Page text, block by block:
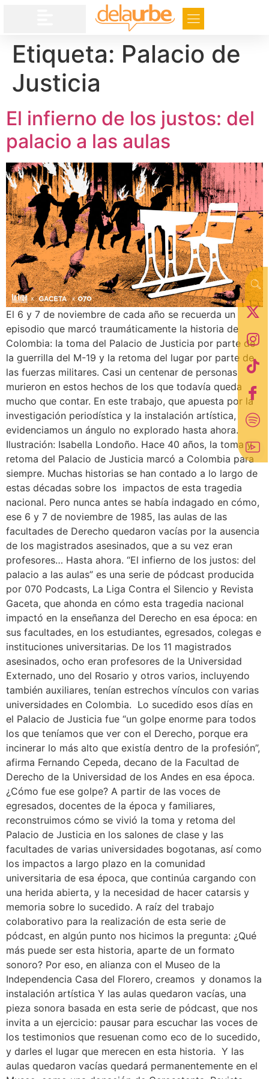
Etiqueta: Palacio de
Justicia
El infierno de los justos: del
palacio a las aulas
El 6 y 7 de noviembre de cada año se recuerda un
episodio que marcó traumáticamente la historia de
Colombia: la toma del Palacio de Justicia por parte de
la guerrilla del M-19 y la retoma del lugar por parte de
las fuerzas militares. Casi un centenar de personas
murieron en estos hechos de los que todavía queda
mucho que contar. En este trabajo, que apuesta por la
investigación periodística y la instalación artística,
evidenciamos un ángulo no explorado hasta ahora.
Ilustración: Isabella Londoño. Hace 40 años, la toma y
retoma del Palacio de Justicia marcó a Colombia para
siempre. Muchas historias se han contado a lo largo de
estas décadas sobre los impactos de esta tragedia
nacional. Pero nunca antes se había indagado en cómo,
ese 6 y 7 de noviembre de 1985, las aulas de las
facultades de Derecho quedaron vacías por la ausencia
de los magistrados asesinados, que a su vez eran
profesores… Hasta ahora. “El infierno de los justos: del
palacio a las aulas” es una serie de pódcast producida
por 070 Podcasts, La Liga Contra el Silencio y Revista
Gaceta, que ahonda en cómo esta tragedia nacional
impactó en la enseñanza del Derecho en esa época: en
sus facultades, en los estudiantes, egresados, colegas e
instituciones universitarias. De los 11 magistrados
asesinados, ocho eran profesores de la Universidad
Externado, uno del Rosario y otros varios, incluyendo
también auxiliares, tenían estrechos vínculos con varias
universidades en Colombia. Lo sucedido esos días en
el Palacio de Justicia fue “un golpe enorme para todos
los que teníamos que ver con el Derecho, porque era
incinerar lo más alto que existía dentro de la profesión”,
afirma Fernando Cepeda, decano de la Facultad de
Derecho de la Universidad de los Andes en esa época.
¿Cómo fue ese golpe? A partir de las voces de
egresados, docentes de la época y familiares,
reconstruimos cómo se vivió la toma y retoma del
Palacio de Justicia en los salones de clase y las
facultades de varias universidades bogotanas, así como
los impactos a largo plazo en la comunidad
universitaria de esa época, que continúa cargando con
una herida abierta, y la necesidad de hacer catarsis y
memoria sobre lo sucedido. A raíz del trabajo
colaborativo para la realización de esta serie de
pódcast, en algún punto nos hicimos la pregunta: ¿Qué
más puede ser esta historia, aparte de un formato
sonoro? Por eso, en alianza con el Museo de la
Independencia Casa del Florero, creamos y donamos la
instalación artística Y las aulas quedaron vacías, una
pieza sonora basada en esta serie de pódcast, que nos
invita a un ejercicio: pausar para escuchar las voces de
los testimonios que resuenan como eco de lo sucedido,
y darles el lugar que merecen en esta historia. Y las
aulas quedaron vacías quedará permanentemente en el